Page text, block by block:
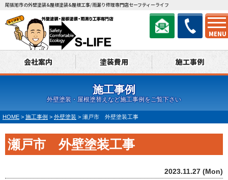
MENU
尾張旭市の外壁塗装&屋根塗装&屋根工事/雨漏り修理専門店セーフティーライフ
会社案内 塗装費用 施工事例
施工事例
外壁塗装・屋根塗替えなど施工事例をご覧下さい
HOME > 施工事例 > 外壁塗装 > 瀬戸市 外壁塗装工事
瀬戸市 外壁塗装工事
2023.11.27 (Mon)